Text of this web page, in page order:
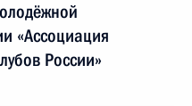
«Ассоциация
России»